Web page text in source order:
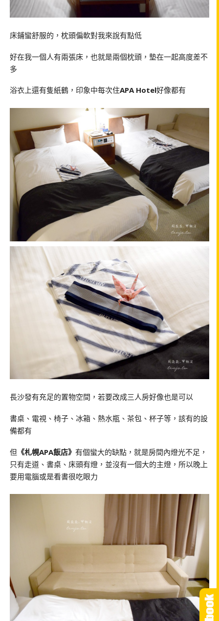
床鋪蠻舒服的，枕頭偏軟對我來說有點低
好在我一個人有兩張床，也就是兩個枕頭，墊在一起高度差不
多
浴衣上還有隻紙鶴，印象中每次住APA Hotel好像都有
長沙發有充足的置物空間，若要改成三人房好像也是可以
書桌、電視、椅子、冰箱、熱水瓶、茶包、杯子等，該有的設
備都有
但 《札幌APA飯店》 有個蠻大的缺點，就是房間內燈光不足，
只有走道、書桌、床頭有燈，並沒有一個大的主燈，所以晚上
要用電腦或是看書很吃眼力